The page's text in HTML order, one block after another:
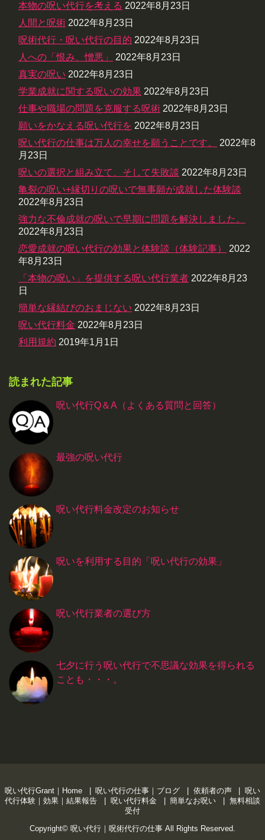
本物の呪い代行を考える 2022年8月23日
人間と呪術 2022年8月23日
呪術代行・呪い代行の目的 2022年8月23日
人への「恨み、憎悪」
2022年8月23日
真実の呪い 2022年8月23日
学業成就に関する呪いの効果 2022年8月23日
仕事や職場の問題を克服する呪術 2022年8月23日
願いをかなえる呪い代行を 2022年8月23日
呪い代行の仕事は万人の幸せを願うことです。
2022年8
月23日
呪いの選択と組み立て、そして失敗談 2022年8月23日
亀裂の呪い+縁切りの呪いで無事願が成就した体験談
2022年8月23日
強力な不倫成就の呪いで早期に問題を解決しました。
2022年8月23日
恋愛成就の呪い代行の効果と体験談（体験記事）
2022
年8月23日
「本物の呪い」を提供する呪い代行業者 2022年8月23
日
簡単な縁結びのおまじない 2022年8月23日
呪い代行料金 2022年8月23日
利用規約 2019年1月1日
読まれた記事
呪い代行Q＆A（よくある質問と回答）
最強の呪い代行
呪い代行料金改定のお知らせ
呪いを利用する目的「呪い代行の効果」
呪い代行業者の選び方
七夕に行う呪い代行で不思議な効果を得られる
ことも・・・。
呪い代行Grant｜Home 呪い代行の仕事｜ブログ 依頼者の声
呪い
代行体験｜効果｜結果報告
呪い代行料金 簡単なお呪い
無料相談
受付
Copyright© 呪い代行｜呪術代行の仕事 All Rights Reserved.